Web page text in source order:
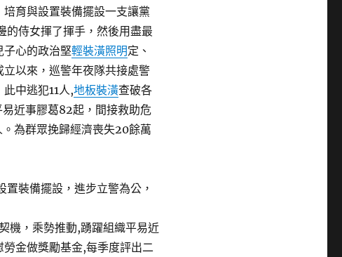
育與設置裝備擺設一支讓黨
的侍女揮了揮手，然後用盡最
子心的政治堅輕裝潢照明定、
以來，巡警年夜隊共接處警
中逃犯11人,地板裝潢查破各
近事膠葛82起，間接救助危
為群眾挽歸經濟喪失20餘萬
置裝備擺設，進步立警為公，
，乘勢推動,踴躍組織平易近
金做獎勵基金,每季度評出二